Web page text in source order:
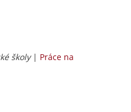
školy| Práce na